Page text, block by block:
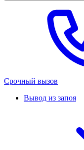
Срочный вызов
Вывод из запоя